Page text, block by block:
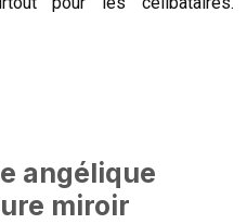
angélique
miroir